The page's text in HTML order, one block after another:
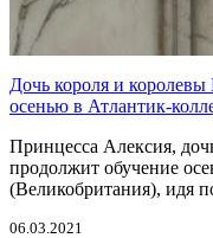
Дочь короля и
осенью в Атлантик-
Принцесса Алексия,
продолжит обучение
(Великобритания), идя
06.03.2021